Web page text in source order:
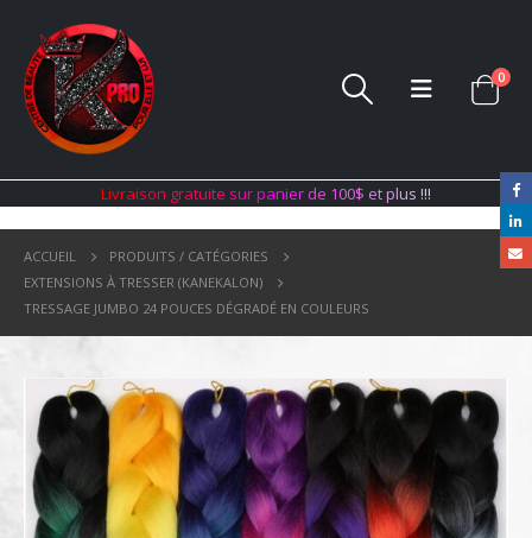
0
Livraison gratuite surpanier de 100$ etplus !!!
ACCUEIL
PRODUITS / CATÉGORIES
EXTENSIONS À TRESSER (KANEKALON)
TRESSAGE JUMBO 24 POUCES DÉGRADÉ EN COULEURS